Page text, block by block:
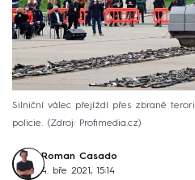
Silniční válec přejíždí přes zbraně
policie.
Zdroj: Profimedia.cz
Roman Casado
4. bře 2021, 15:14